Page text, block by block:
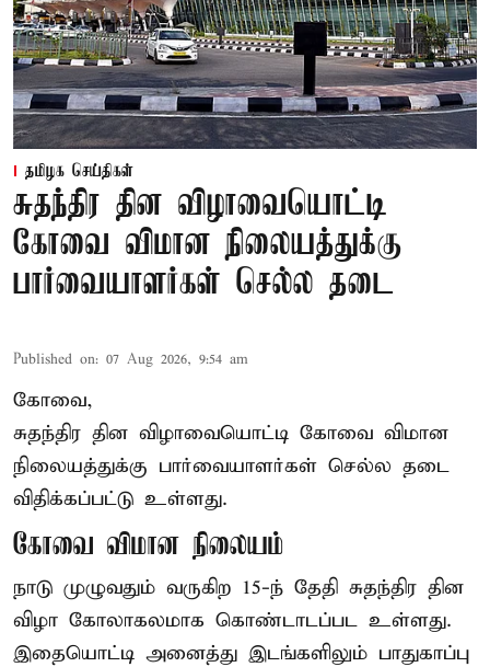
தமிழக செய்திகள்
சுதந்திர தின விழாவையொட்டி
கோவை விமான நிலையத்துக்கு
பார்வையாளர்கள் செல்ல தடை
Published on: 07 Aug 2026, 9:54 am
கோவை,
சுதந்திர தின விழாவையொட்டி கோவை விமான
நிலையத்துக்கு பார்வையாளர்கள் செல்ல தடை
விதிக்கப்பட்டு உள்ளது.
கோவை விமான நிலையம்
நாடு முழுவதும் வருகிற 15-ந் தேதி சுதந்திர தின
விழா கோலாகலமாக கொண்டாடப்பட உள்ளது.
இதையொட்டி அனைத்து இடங்களிலும் பாதுகாப்பு